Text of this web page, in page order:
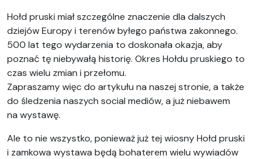
Hołd pruski miał szczególne znaczenie dla dalszych
dziejów Europy i terenów byłego państwa zakonnego.
500 lat tego wydarzenia to doskonała okazja, aby
poznać tę niebywałą historię. Okres Hołdu pruskiego to
czas wielu zmian i przełomu.
Zapraszamy więc do artykułu na naszej stronie, a także
do śledzenia naszych social mediów, a już niebawem
na wystawę.
Ale to nie wszystko, ponieważ już tej wiosny Hołd pruski
i zamkowa wystawa będą bohaterem wielu wywiadów